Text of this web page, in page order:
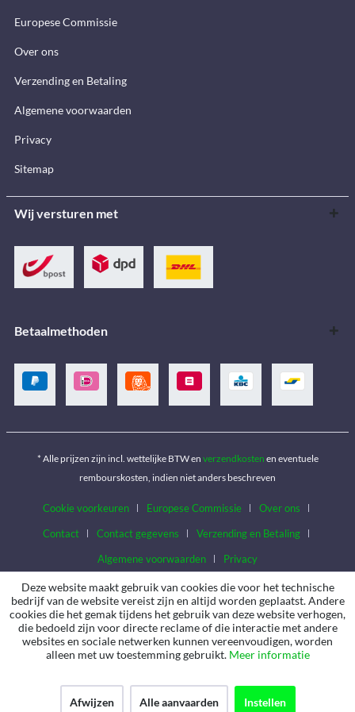
Europese Commissie
Over ons
Verzending en Betaling
Algemene voorwaarden
Privacy
Sitemap
Wij versturen met
Betaalmethoden
* Alle prijzen zijn incl. wettelijke BTW en verzendkosten en eventuele
rembourskosten, indien niet anders beschreven
Cookie voorkeuren Europese Commissie
Over ons
Contact
Contact gegevens
Verzending en Betaling
Algemene voorwaarden
Privacy
Deze website maakt gebruik van cookies die voor het technische
bedrijf van de website vereist zijn en altijd worden geplaatst. Andere
cookies die het gemak tijdens het gebruik van deze website verhogen,
die bedoeld zijn voor directe reclame of die interactie met andere
websites en sociale netwerken kunnen vereenvoudigen, worden
alleen met uw toestemming gebruikt. Meer informatie
Afwijzen Alle aanvaarden Instellen